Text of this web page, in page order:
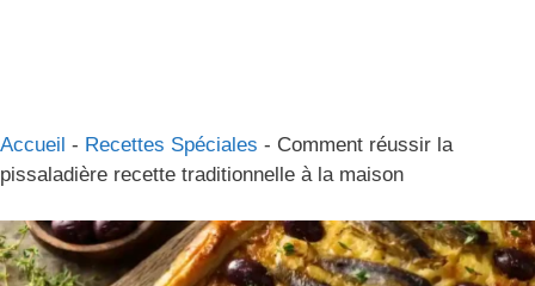
Accueil - Recettes Spéciales - Comment réussir la
pissaladière recette traditionnelle à la maison